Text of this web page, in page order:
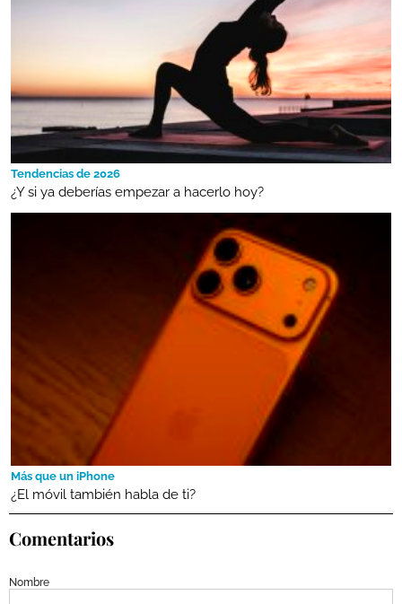
Tendencias de 2026
¿Y si ya deberías empezar a hacerlo hoy?
Más que un iPhone
¿El móvil también habla de ti?
Comentarios
Nombre